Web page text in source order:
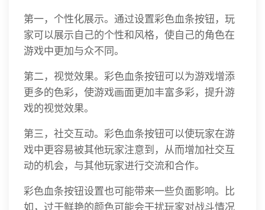
第一，个性化展示。通过设置彩色血条按钮，玩
家可以展示自己的个性和风格，使自己的角色在
游戏中更加与众不同。
第二，视觉效果。彩色血条按钮可以为游戏增添
更多的色彩，使游戏画面更加丰富多彩，提升游
戏的视觉效果。
第三，社交互动。彩色血条按钮可以使玩家在游
戏中更容易被其他玩家注意到，从而增加社交互
动的机会，与其他玩家进行交流和合作。
彩色血条按钮设置也可能带来一些负面影响。比
如，过于鲜艳的颜色可能会干扰玩家对战斗情况